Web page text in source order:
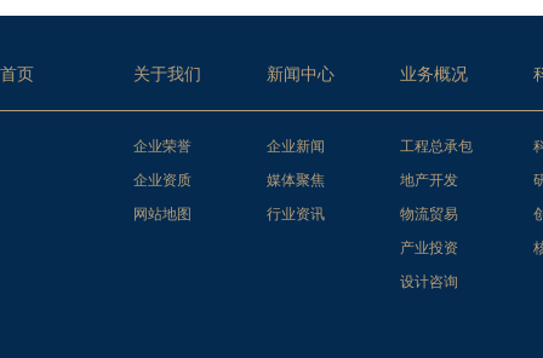
首页 关于我们 新闻中心 业务概况
企业荣誉
企业资质
网站地图
企业新闻
媒体聚焦
行业资讯
工程总承包
地产开发
物流贸易
产业投资
设计咨询